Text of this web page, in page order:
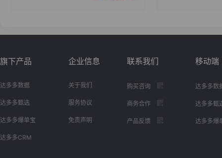
旗下产品
达多多数据
达多多甄选
达多多爆单宝
达多多CRM
企业信息
关于我们
服务协议
免责声明
联系我们
购买咨询
商务合作
产品反馈
移动端
达多多数
达多多甄
达多多爆